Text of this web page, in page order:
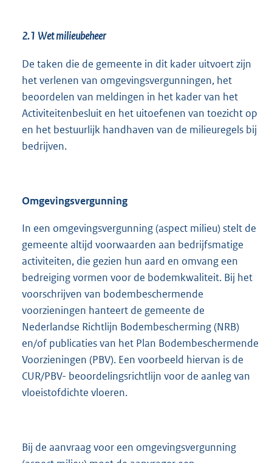
2.1 Wet milieubeheer
De taken die de gemeente in dit kader uitvoert zijn
het verlenen van omgevingsvergunningen, het
beoordelen van meldingen in het kader van het
Activiteitenbesluit en het uitoefenen van toezicht op
en het bestuurlijk handhaven van de milieuregels bij
bedrijven.
Omgevingsvergunning
In een omgevingsvergunning (aspect milieu) stelt de
gemeente altijd voorwaarden aan bedrijfsmatige
activiteiten, die gezien hun aard en omvang een
bedreiging vormen voor de bodemkwaliteit. Bij het
voorschrijven van bodembeschermende
voorzieningen hanteert de gemeente de
Nederlandse Richtlijn Bodembescherming (NRB)
en/of publicaties van het Plan Bodembeschermende
Voorzieningen (PBV). Een voorbeeld hiervan is de
CUR/PBV- beoordelingsrichtlijn voor de aanleg van
vloeistofdichte vloeren.
Bij de aanvraag voor een omgevingsvergunning